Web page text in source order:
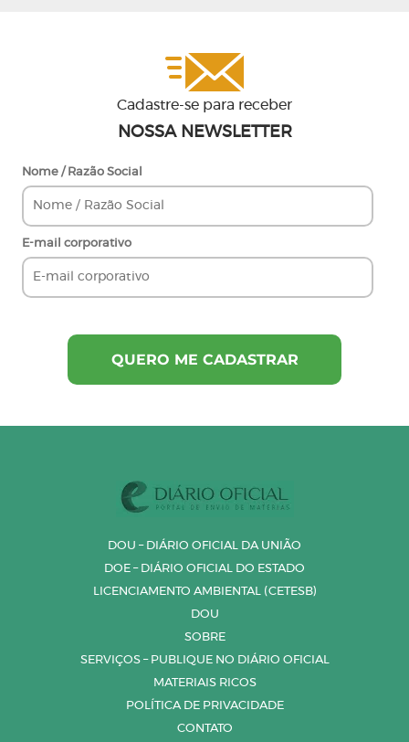
Cadastre-se para receber
NOSSA NEWSLETTER
Nome / Razão Social
E-mail corporativo
DOU – DIÁRIO OFICIAL DA UNIÃO
DOE – DIÁRIO OFICIAL DO ESTADO
LICENCIAMENTO AMBIENTAL (CETESB)
DOU
SOBRE
SERVIÇOS – PUBLIQUE NO DIÁRIO OFICIAL
MATERIAIS RICOS
POLÍTICA DE PRIVACIDADE
CONTATO